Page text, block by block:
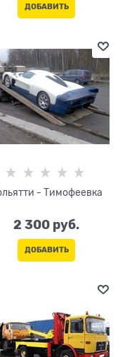
ДОБАВИТЬ
- Тимофеевка
2 300 руб.
ДОБАВИТЬ